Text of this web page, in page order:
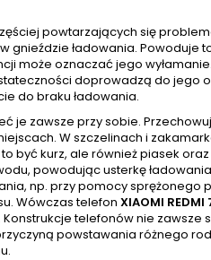
powtarzających się
gnieździe ładowania. Powoduje
może oznaczać jego
doprowadzą do jego
do braku ładowania.
je zawsze przy sobie.
W szczelinach i
być kurz, ale również piasek
powodując usterkę
np. przy pomocy sprężonego
Wówczas telefon XIAOMI REDMI
telefonów nie zawsze
powstawania różnego